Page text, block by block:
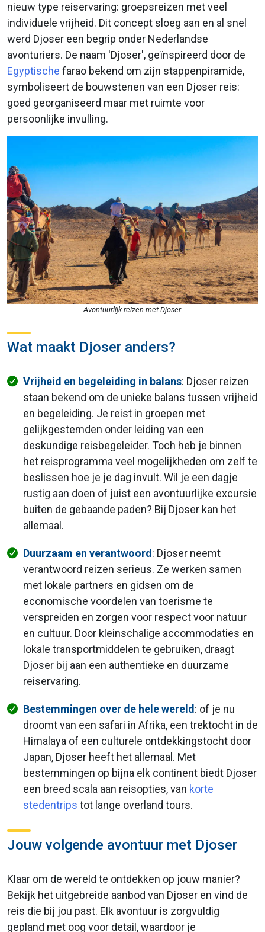
nieuw type reiservaring: groepsreizen met veel
individuele vrijheid. Dit concept sloeg aan en al snel
werd Djoser een begrip onder Nederlandse
avonturiers. De naam 'Djoser', geïnspireerd door de
Egyptische farao bekend om zijn stappenpiramide,
symboliseert de bouwstenen van een Djoser reis:
goed georganiseerd maar met ruimte voor
persoonlijke invulling.
Avontuurlijk reizen met Djoser.
Wat maakt Djoser anders?
Vrijheid en begeleiding in balans: Djoser reizen
staan bekend om de unieke balans tussen vrijheid
en begeleiding. Je reist in groepen met
gelijkgestemden onder leiding van een
deskundige reisbegeleider. Toch heb je binnen
het reisprogramma veel mogelijkheden om zelf te
beslissen hoe je je dag invult. Wil je een dagje
rustig aan doen of juist een avontuurlijke excursie
buiten de gebaande paden? Bij Djoser kan het
allemaal.
Duurzaam en verantwoord: Djoser neemt
verantwoord reizen serieus. Ze werken samen
met lokale partners en gidsen om de
economische voordelen van toerisme te
verspreiden en zorgen voor respect voor natuur
en cultuur. Door kleinschalige accommodaties en
lokale transportmiddelen te gebruiken, draagt
Djoser bij aan een authentieke en duurzame
reiservaring.
Bestemmingen over de hele wereld: of je nu
droomt van een safari in Afrika, een trektocht in de
Himalaya of een culturele ontdekkingstocht door
Japan, Djoser heeft het allemaal. Met
bestemmingen op bijna elk continent biedt Djoser
een breed scala aan reisopties, van korte
stedentrips tot lange overland tours.
Jouw volgende avontuur met Djoser
Klaar om de wereld te ontdekken op jouw manier?
Bekijk het uitgebreide aanbod van Djoser en vind de
reis die bij jou past. Elk avontuur is zorgvuldig
gepland met oog voor detail, waardoor je